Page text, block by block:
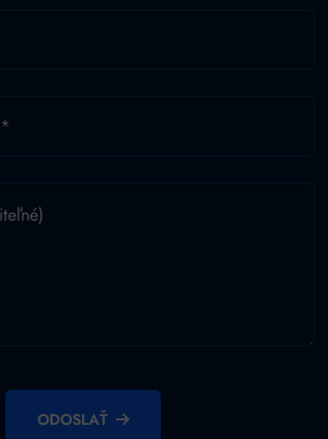
ODOSLAŤ